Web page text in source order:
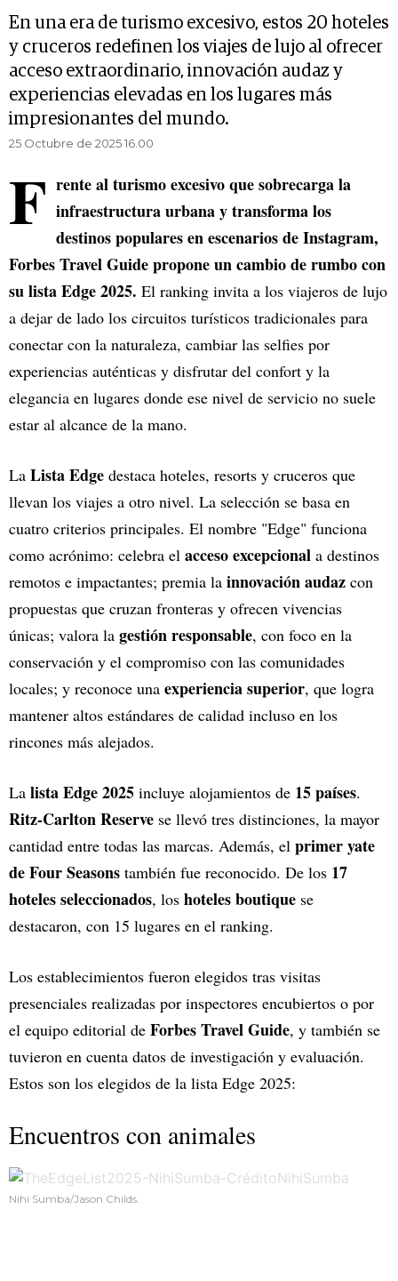
En una era de turismo excesivo, estos 20 hoteles
y cruceros redefinen los viajes de lujo al ofrecer
acceso extraordinario, innovación audaz y
experiencias elevadas en los lugares más
impresionantes del mundo.
25 Octubre de 2025 16.00
F rente al turismo excesivo que sobrecarga la
infraestructura urbana y transforma los
destinos populares en escenarios de Instagram,
Forbes Travel Guide propone un cambio de rumbo con
su lista Edge 2025. El ranking invita a los viajeros de lujo
a dejar de lado los circuitos turísticos tradicionales para
conectar con la naturaleza, cambiar las selfies por
experiencias auténticas y disfrutar del confort y la
elegancia en lugares donde ese nivel de servicio no suele
estar al alcance de la mano.
La Lista Edge destaca hoteles, resorts y cruceros que
llevan los viajes a otro nivel. La selección se basa en
cuatro criterios principales. El nombre "Edge" funciona
como acrónimo: celebra el acceso excepcional a destinos
remotos e impactantes; premia la innovación audaz con
propuestas que cruzan fronteras y ofrecen vivencias
únicas; valora la gestión responsable, con foco en la
conservación y el compromiso con las comunidades
locales; y reconoce una experiencia superior, que logra
mantener altos estándares de calidad incluso en los
rincones más alejados.
La lista Edge 2025 incluye alojamientos de 15 países.
Ritz-Carlton Reserve se llevó tres distinciones, la mayor
cantidad entre todas las marcas. Además, el primer yate
de Four Seasons también fue reconocido. De los 17
hoteles seleccionados, los hoteles boutique se
destacaron, con 15 lugares en el ranking.
Los establecimientos fueron elegidos tras visitas
presenciales realizadas por inspectores encubiertos o por
el equipo editorial de Forbes Travel Guide, y también se
tuvieron en cuenta datos de investigación y evaluación.
Estos son los elegidos de la lista Edge 2025:
Encuentros con animales
Nihi Sumba/Jason Childs.